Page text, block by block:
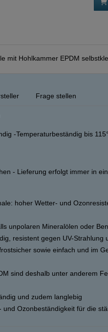
mit Hohlkammer EPDM
Frage stellen
-Temperaturbeständig bis
- Lieferung erfolgt immer in
hoher Wetter- und
unpolaren Mineralölen oder
resistent gegen UV-Strahlung
sowie einfach und im
sind deshalb unter anderem
und zudem langlebig
und Ozonbeständigkeit für die